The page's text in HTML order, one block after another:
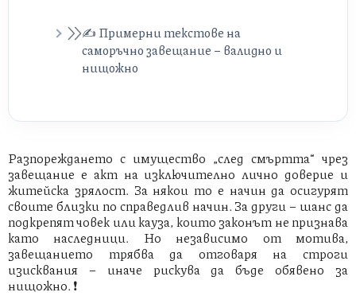
Назначаване
Кой може да бъде изпълнител?
практиката
✍️ Примерни текстове на
саморъчно завещание – валидно и
нищожно
✅ Валидно завещание с обикновена
субституция
❌ Нищожно завещание с
фидеикомисарна субституция
Разпореждането с имущество „след смъртта“ чрез
завещание е акт на изключително лично доверие и
житейска зрялост. За някои то е начин да осигурят
своите близки по справедлив начин. За други – шанс да
подкрепят човек или кауза, които законът не признава
като наследници. Но независимо от мотива,
завещанието трябва да отговаря на строги
изисквания – иначе рискува да бъде обявено за
нищожно. ❗️